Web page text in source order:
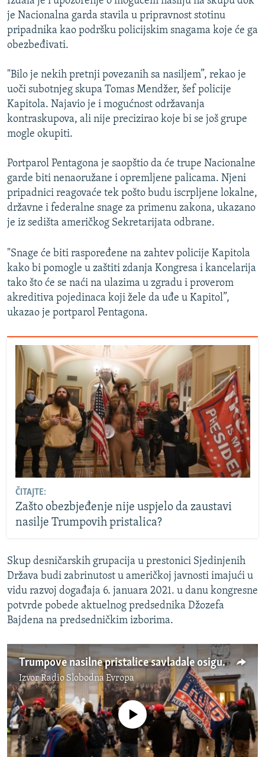
je Nacionalna garda stavila u pripravnost stotinu
pripadnika kao podršku policijskim snagama koje će ga
obezbeđivati.
"Bilo je nekih pretnji povezanih sa nasiljem”, rekao je
uoči subotnjeg skupa Tomas Mendžer, šef policije
Kapitola. Najavio je i mogućnost održavanja
kontraskupova, ali nije precizirao koje bi se još grupe
mogle okupiti.
Portparol Pentagona je saopštio da će trupe Nacionalne
garde biti nenaoružane i opremljene palicama. Njeni
pripadnici reagovaće tek pošto budu iscrpljene lokalne,
državne i federalne snage za primenu zakona, ukazano
je iz sedišta američkog Sekretarijata odbrane.
"Snage će biti raspoređene na zahtev policije Kapitola
kako bi pomogle u zaštiti zdanja Kongresa i kancelarija
tako što će se naći na ulazima u zgradu i proverom
akreditiva pojedinaca koji žele da uđe u Kapitol”,
ukazao je portparol Pentagona.
ČITAJTE:
Zašto obezbjeđenje nije uspjelo da zaustavi
nasilje Trumpovih pristalica?
Skup desničarskih grupacija u prestonici Sjedinjenih
Država budi zabrinutost u američkoj javnosti imajući u
vidu razvoj događaja 6. januara 2021. u danu kongresne
potvrde pobede aktuelnog predsednika Džozefa
Bajdena na predsedničkim izborima.
Trumpove nasilne pristalice savladale osiguranje američkog Kongresa
IzvorRadio Slobodna Evropa
No media source currently available